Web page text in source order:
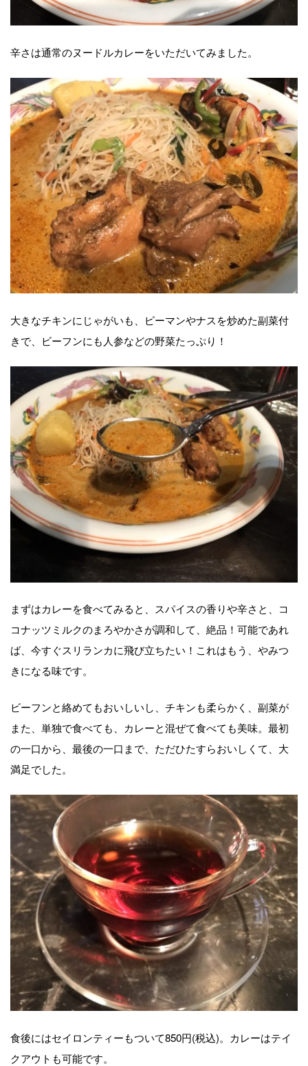
辛さは通常のヌードルカレーをいただいてみました。
大きなチキンにじゃがいも、ピーマンやナスを炒めた副菜付
きで、ビーフンにも人参などの野菜たっぷり！
まずはカレーを食べてみると、スパイスの香りや辛さと、コ
コナッツミルクのまろやかさが調和して、絶品！可能であれ
ば、今すぐスリランカに飛び立ちたい！これはもう、やみつ
きになる味です。
ビーフンと絡めてもおいしいし、チキンも柔らかく、副菜が
また、単独で食べても、カレーと混ぜて食べても美味。最初
の一口から、最後の一口まで、ただひたすらおいしくて、大
満足でした。
食後にはセイロンティーもついて850円(税込)。カレーはテイ
クアウトも可能です。